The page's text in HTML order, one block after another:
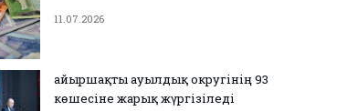
11.07.2026
Қайыршақты ауылдық округінің 93
көшесіне жарық жүргізіледі